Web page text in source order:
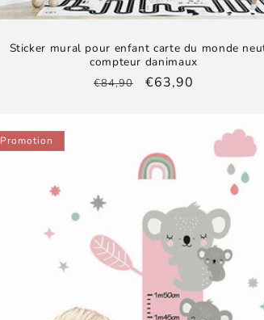
Sticker mural pour enfant carte du monde
compteur danimaux
Prix
€84,90
Prix
€63,90
Promotion